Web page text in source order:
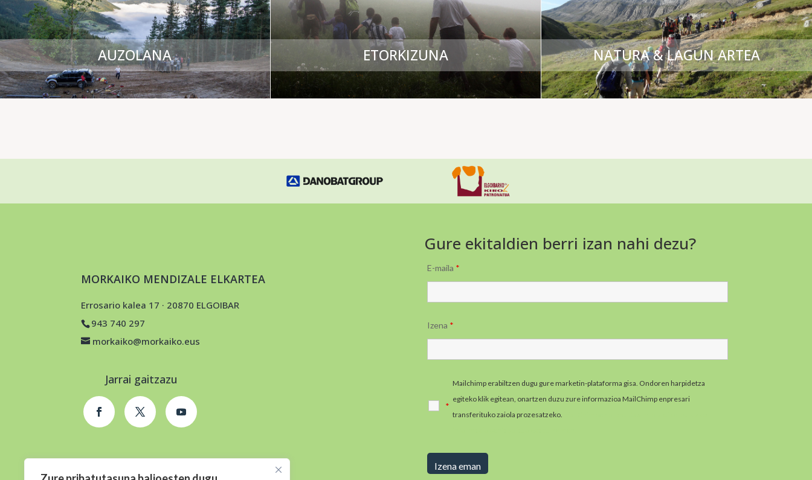
AUZOLANA ETORKIZUNA NATURA & LAGUN ARTEA
MORKAIKO MENDIZALE ELKARTEA
Errosario kalea 17 · 20870 ELGOIBAR
943 740 297
morkaiko@morkaiko.eus
Jarrai gaitzazu
Gure ekitaldien berri izan nahi dezu?
E-maila *
Izena *
*
Mailchimp erabiltzen dugu gure marketin-plataforma gisa. Ondoren harpidetza
egiteko klik egitean, onartzen duzu zure informazioa MailChimp enpresari
transferituko zaiola prozesatzeko.